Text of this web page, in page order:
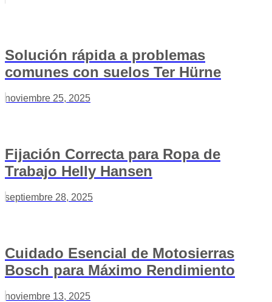
Solución rápida a problemas
comunes con suelos Ter Hürne
noviembre 25, 2025
Fijación Correcta para Ropa de
Trabajo Helly Hansen
septiembre 28, 2025
Cuidado Esencial de Motosierras
Bosch para Máximo Rendimiento
noviembre 13, 2025